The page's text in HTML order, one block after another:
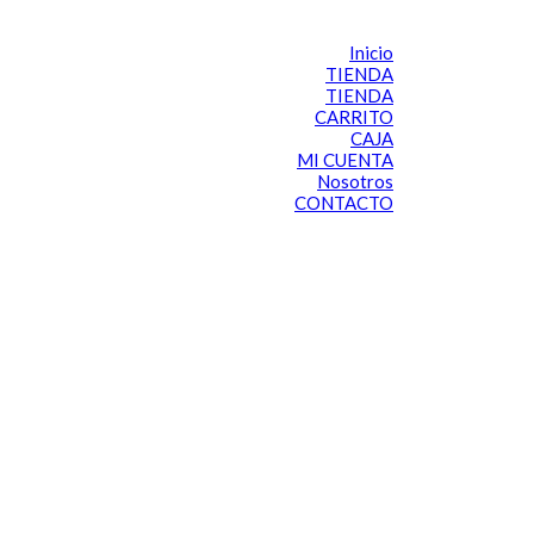
Inicio
TIENDA
TIENDA
CARRITO
CAJA
MI CUENTA
Nosotros
CONTACTO